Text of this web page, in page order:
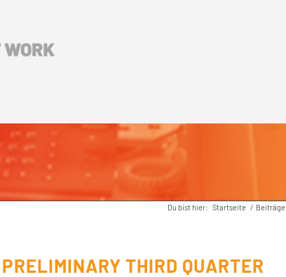
Du bist hier: Startseite / Beiträge
THIRD QUARTER